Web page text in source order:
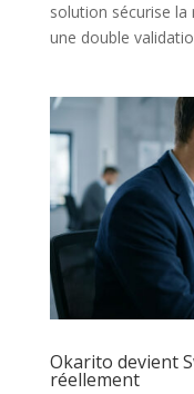
solution sécurise
une double
Okarito devient
réellement